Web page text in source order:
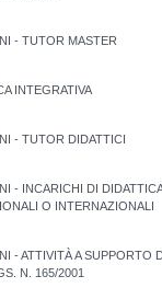
- TUTOR MASTER
INTEGRATIVA
- TUTOR DIDATTICI
- INCARICHI DI
O INTERNAZIONALI
- ATTIVITÀ A SUPPORTO
N. 165/2001